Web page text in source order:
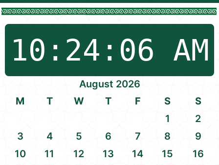
August 2026
M
T W T F S
S
1
2
3
4 5 6 7 8
9
10
11 12 13 14 15
16